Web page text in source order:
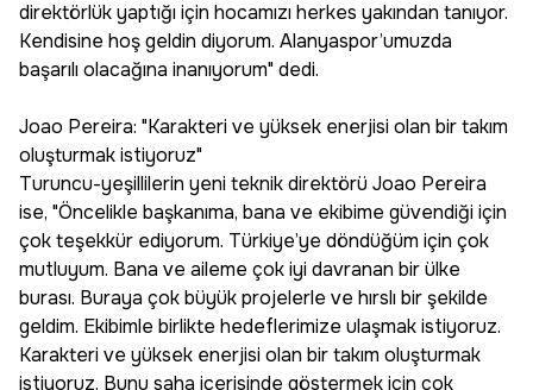
direktörlük yaptığı için hocamızı herkes yakından tanıyor.
Kendisine hoş geldin diyorum. Alanyaspor’umuzda
başarılı olacağına inanıyorum" dedi.
Joao Pereira: "Karakteri ve yüksek enerjisi olan bir takım
oluşturmak istiyoruz"
Turuncu-yeşillilerin yeni teknik direktörü Joao Pereira
ise, "Öncelikle başkanıma, bana ve ekibime güvendiği için
çok teşekkür ediyorum. Türkiye’ye döndüğüm için çok
mutluyum. Bana ve aileme çok iyi davranan bir ülke
burası. Buraya çok büyük projelerle ve hırslı bir şekilde
geldim. Ekibimle birlikte hedeflerimize ulaşmak istiyoruz.
Karakteri ve yüksek enerjisi olan bir takım oluşturmak
istiyoruz. Bunu saha içerisinde göstermek için çok